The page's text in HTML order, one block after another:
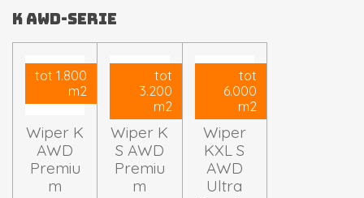
K AWD-Serie
tot 1.800
m2
Wiper K
AWD
Premiu
m
tot
3.200
m2
Wiper K
S AWD
Premiu
m
tot
6.000
m2
Wiper
KXL S
AWD
Ultra